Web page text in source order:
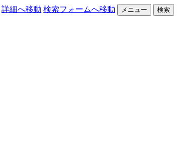
詳細へ移動 検索フォームへ移動 メニュー 検索